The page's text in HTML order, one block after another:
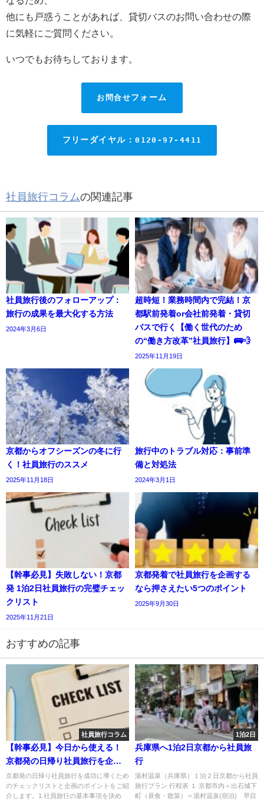
他にも戸惑うことがあれば、貸切バスのお問い合わせの際
に気軽にご質問ください。
いつでもお待ちしております。
お問合せフォーム
フリーダイヤル：0120-97-4411
社員旅行コラムの関連記事
社員旅行後のフォローアップ：
旅行の成果を最大化する方法
2024年3月6日
超時短！業務時間内で完結！京
都駅前発着or会社前発着・貸切
バスで行く【働く世代のため
の“働き方改革”社員旅行】🚌💨
2025年11月19日
京都からオフシーズンの冬に行
く！社員旅行のススメ
2025年11月18日
旅行中のトラブル対応：事前準
備と対処法
2024年3月1日
【幹事必見】失敗しない！京都
発 1泊2日社員旅行の完璧チェッ
クリスト
2025年11月21日
京都発着で社員旅行を企画する
なら押さえたい5つのポイント
2025年9月30日
おすすめの記事
社員旅行コラム
【幹事必見】今日から使える！
京都発の日帰り社員旅行を企画
する際のチェックリスト
京都発の日帰り社員旅行を成功に導くため
のチェックリストと企画のポイントをご紹
介します。1.社員旅行の基本事項を決め
1泊2日
兵庫県へ1泊2日京都から社員旅
行
湯村温泉（兵庫県）１泊２日京都から社員
旅行プラン 行程表 １ 京都市内＝出石城下
町（昼食・散策）＝湯村温泉(宿泊) 早目